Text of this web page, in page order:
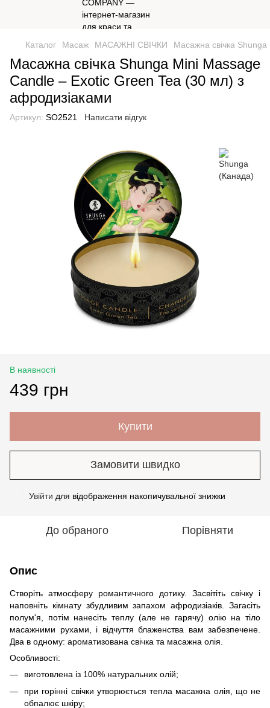
Каталог Масаж МАСАЖНІ СВІЧКИ Масажна свічка
Масажна свічка Shunga Mini Massage
Candle – Exotic Green Tea (30 мл) з
афродизіаками
Артикул: SO2521 Написати відгук
В наявності
439 грн
Купити
Замовити швидко
Увійти для відображення накопичувальної знижки
До обраного Порівняти
Опис
Створіть атмосферу романтичного дотику. Засвітіть свічку і
наповніть кімнату збудливим запахом афродизіаків. Загасіть
полум'я, потім нанесіть теплу (але не гарячу) олію на тіло
масажними рухами, і відчуття блаженства вам забезпечене.
Два в одному: ароматизована свічка та масажна олія.
Особливості:
виготовлена із 100% натуральних олій;
при горінні свічки утворюється тепла масажна олія, що не
обпалює шкіру;